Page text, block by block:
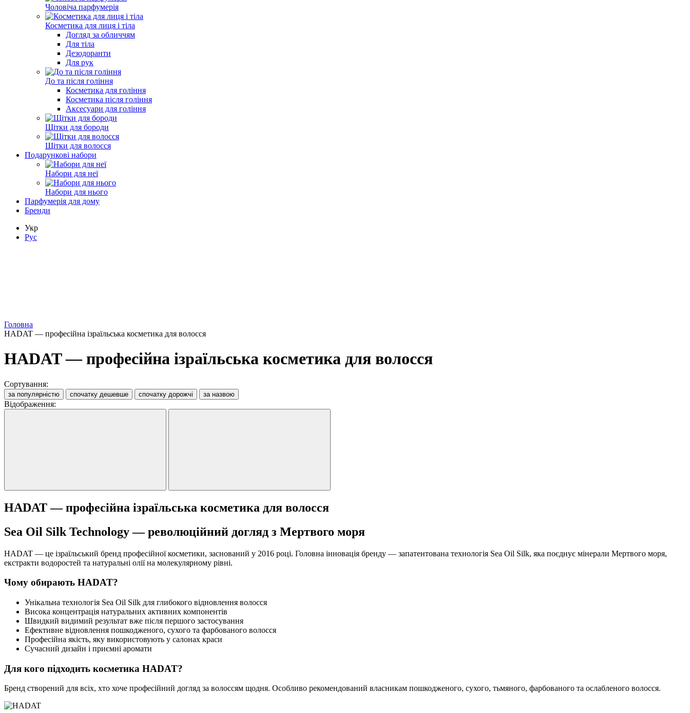
Чоловіча парфумерія
Косметика для лиця і тіла
Догляд за обличчям
Для тіла
Дезодоранти
Для рук
До та після гоління
Косметика для гоління
Косметика після гоління
Аксесуари для гоління
Щітки для бороди
Щітки для волосся
Подарункові набори
Набори для неї
Набори для нього
Парфумерія для дому
Бренди
Укр
Рус
Головна
HADAT — професійна ізраїльська косметика для волосся
HADAT — професійна ізраїльська косметика для волосся
Сортування:
за популярністю спочатку дешевше спочатку дорожчі за назвою
Відображення:
HADAT — професійна ізраїльська косметика для волосся
Sea Oil Silk Technology — революційний догляд з Мертвого моря
HADAT — це ізраїльський бренд професійної косметики, заснований у 2016 році. Головна інновація бренду — запатентована технологія Sea Oil Silk, яка поєднує мінерали Мертвого моря,
екстракти водоростей та натуральні олії на молекулярному рівні.
Чому обирають HADAT?
Унікальна технологія Sea Oil Silk для глибокого відновлення волосся
Висока концентрація натуральних активних компонентів
Швидкий видимий результат вже після першого застосування
Ефективне відновлення пошкодженого, сухого та фарбованого волосся
Професійна якість, яку використовують у салонах краси
Сучасний дизайн і приємні аромати
Для кого підходить косметика HADAT?
Бренд створений для всіх, хто хоче професійний догляд за волоссям щодня. Особливо рекомендований власникам пошкодженого, сухого, тьмяного, фарбованого та ослабленого волосся.